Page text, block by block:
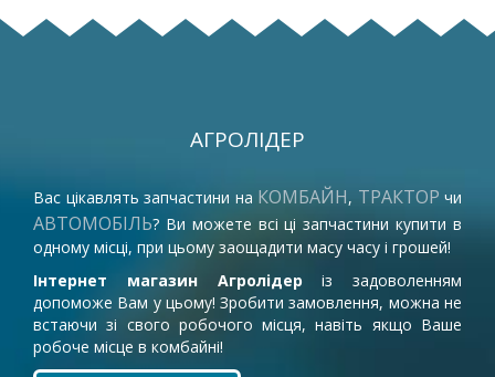
АГРОЛІДЕР
Вас цікавлять запчастини на КОМБАЙН, ТРАКТОР чи
АВТОМОБІЛЬ? Ви можете всі ці запчастини купити в
одному місці, при цьому заощадити масу часу і грошей!
Інтернет магазин Агролідер із задоволенням
допоможе Вам у цьому! Зробити замовлення, можна не
встаючи зі свого робочого місця, навіть якщо Ваше
робоче місце в комбайні!